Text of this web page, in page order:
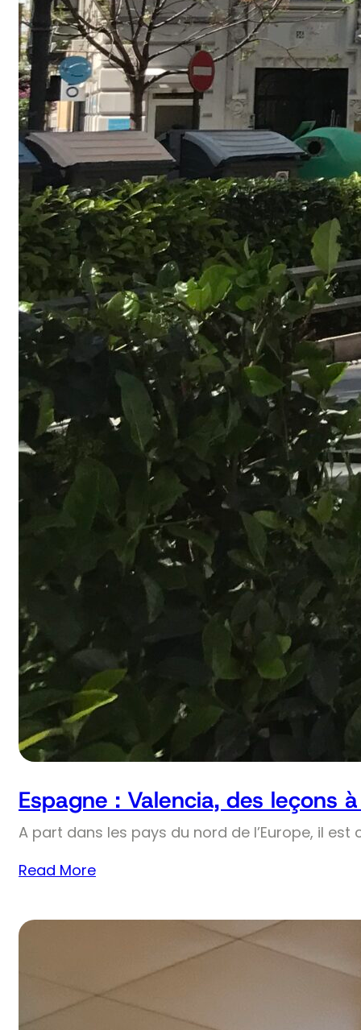
Espagne : Valencia, des leçons
A part dans les pays du nord de l’Europe, il est
Read More